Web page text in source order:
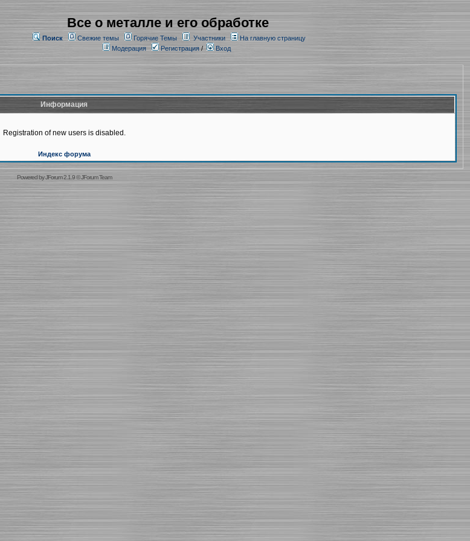
Все о металле и его обработке
Поиск Свежие темы Горячие Темы Участники
На главную страницу
Модерация
Регистрация/ Вход
Информация
Registration of new users is disabled.
Индекс форума
Powered byJForum 2.1.9©JForum Team